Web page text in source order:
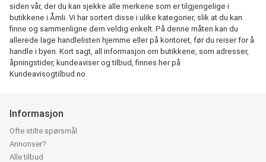
siden vår, der du kan sjekke alle merkene som er tilgjengelige i
butikkene i Åmli. Vi har sortert disse i ulike kategorier, slik at du kan
finne og sammenligne dem veldig enkelt. På denne måten kan du
allerede lage handlelisten hjemme eller på kontoret, før du reiser for å
handle i byen. Kort sagt, all informasjon om butikkene, som adresser,
åpningstider, kundeaviser og tilbud, finnes her på
Kundeavisogtilbud.no
Informasjon
Ofte stilte spørsmål
Annonser?
Alle tilbud